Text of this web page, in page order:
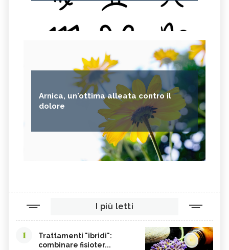
Arnica, un'ottima alleata contro il
dolore
I più letti
1
Trattamenti "ibridi":
combinare fisioter...